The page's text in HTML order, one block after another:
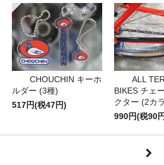
CHOUCHIN キーホ
ルダー (3種)
517円(税47円)
ALL
BIKES チェ
クター (2カ
990円(税90